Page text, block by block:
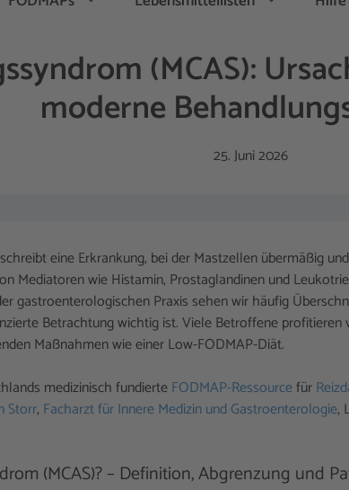
(MCAS):
moderne
25. Juni 2026
eine Erkrankung, bei der Mastzellen übermäßig
Mediatoren wie Histamin, Prostaglandinen und
gastroenterologischen Praxis sehen wir häufig
Betrachtung wichtig ist. Viele Betroffene profitieren
Maßnahmen wie einer Low-FODMAP-Diät.
medizinisch fundierteFODMAP-Ressourcefür
Storr, Facharzt für Innere Medizin und Gastroenterologie,
(MCAS)? – Definition, Abgrenzung und